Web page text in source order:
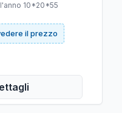
10*20*55
il prezzo